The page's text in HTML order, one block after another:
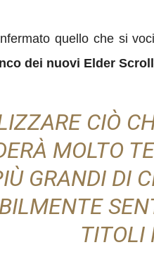
quello che si
dei nuovi Elder
CIÒ
MOLTO
GRANDI DI
TITOLI